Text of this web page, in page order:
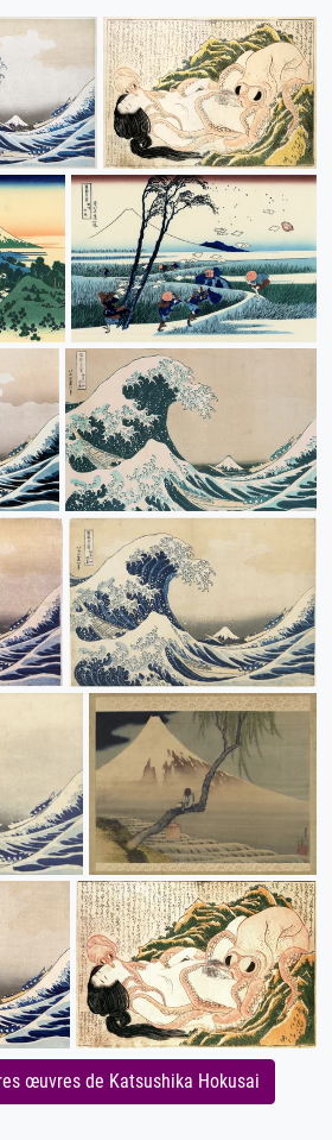
œuvres de Katsushika Hokusai